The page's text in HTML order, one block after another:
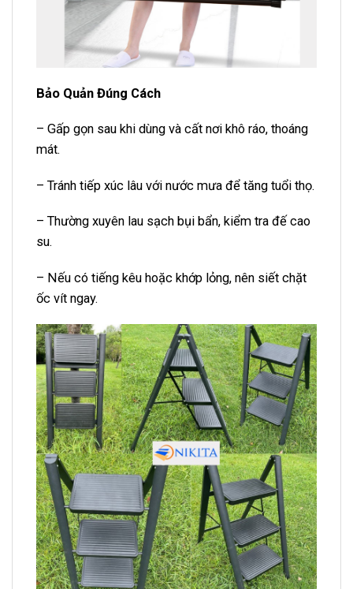
Bảo Quản Đúng Cách
– Gấp gọn sau khi dùng và cất nơi khô ráo, thoáng
mát.
– Tránh tiếp xúc lâu với nước mưa để tăng tuổi thọ.
– Thường xuyên lau sạch bụi bẩn, kiểm tra đế cao
su.
– Nếu có tiếng kêu hoặc khớp lỏng, nên siết chặt
ốc vít ngay.